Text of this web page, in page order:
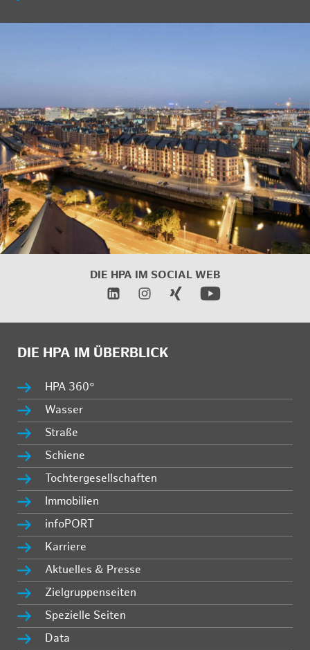
DIE HPA IM SOCIAL WEB
DIE HPA IM ÜBERBLICK
HPA 360°
Wasser
Straße
Schiene
Tochtergesellschaften
Immobilien
infoPORT
Karriere
Aktuelles & Presse
Zielgruppenseiten
Spezielle Seiten
Data